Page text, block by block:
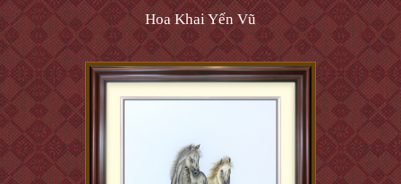
Hoa Khai Yến Vũ